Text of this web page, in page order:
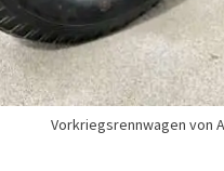
Vorkriegsrennwagen von